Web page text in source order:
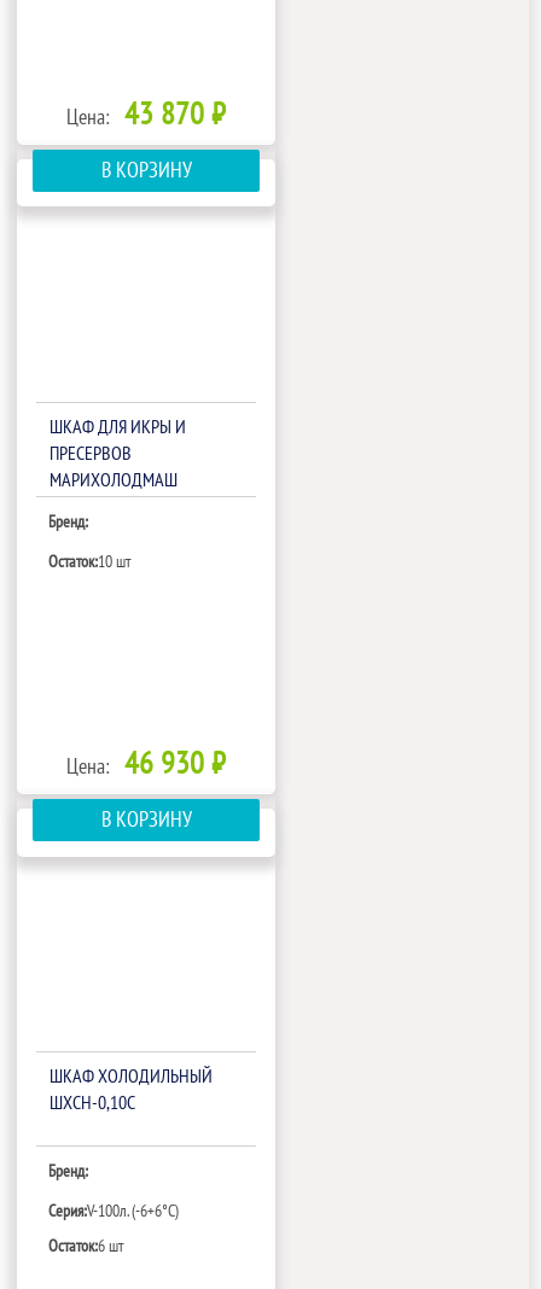
Цена: 43 870 ₽
В КОРЗИНУ
ШКАФ ДЛЯ ИКРЫ И
ПРЕСЕРВОВ
МАРИХОЛОДМАШ
МЕХ.ЗАМКОМ
Бренд:
Остаток:10 шт
Цена: 46 930 ₽
В КОРЗИНУ
ШКАФ ХОЛОДИЛЬНЫЙ
ШХСН-0,10С
Бренд:
Серия:V-100л. (-6+6°С)
Остаток:6 шт